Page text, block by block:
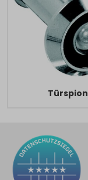
Türspion